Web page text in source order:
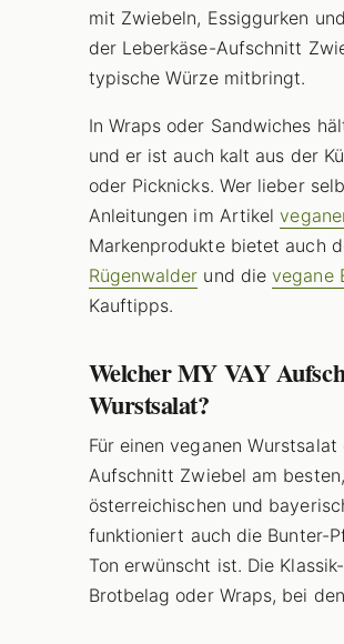
mit Zwiebeln, Essiggurken
der Leberkäse-Aufschnitt
typische Würze mitbringt.
In Wraps oder Sandwiches
und er ist auch kalt aus der
oder Picknicks. Wer lieber
Anleitungen im Artikel
Markenprodukte bietet auch
Rügenwalder und dievegane
Kauftipps.
Welcher MY VAY
Wurstsalat?
Für einen veganen
Aufschnitt Zwiebel am
österreichischen und
funktioniert auch die Bunter-
Ton erwünscht ist. Die
Brotbelag oder Wraps, bei